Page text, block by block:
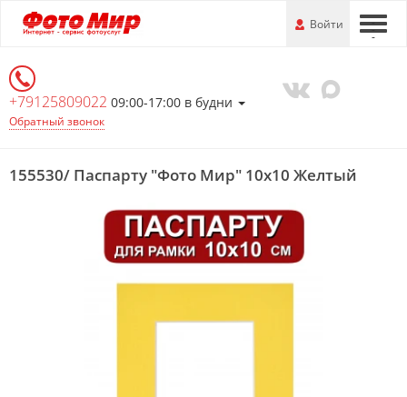
Перейти
к
информации
---
Войти
+79125809022 09:00-17:00 в будни
Обратный звонок
155530/ Паспарту "Фото Мир" 10х10 Желтый